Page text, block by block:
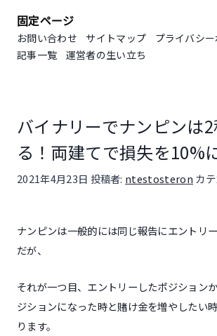
固定ページ
お問い合わせ サイトマップ
プライバシ
記事一覧
運営者の生い立ち
バイナリーでナンピンは
る！両建てで損失を10%
投稿日:
2021年4月23日 投稿者: ntestosteron カ
ナンピンは一般的には同じ報告にエントリ
だが、
それが一つ目、エントリーしたポジション
ジションになった時と賭け金を増やしたい
ります。